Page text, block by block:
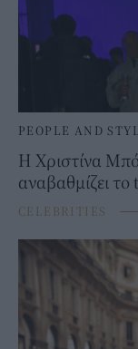
PEOPLE AND
Η Χριστίνα
αναβαθμίζει
CELEBRITIES